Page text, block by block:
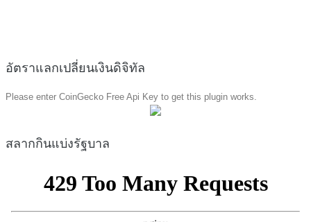
อัตราแลกเปลี่ยนเงินดิจิทัล
Please enter CoinGecko Free Api Key to get this plugin works.
สลากกินแบ่งรัฐบาล